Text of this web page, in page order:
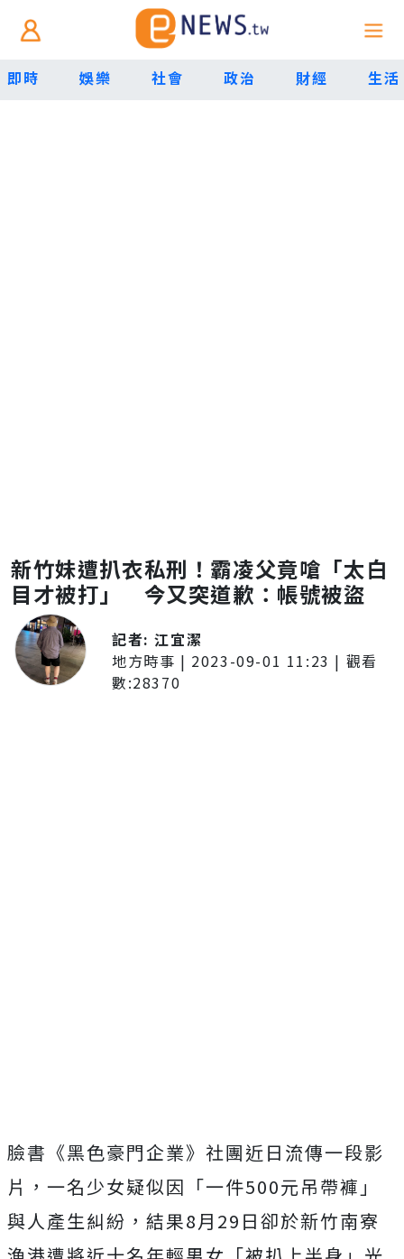
即時 娛樂 社會 政治 財經 生活
新竹妹遭扒衣私刑！霸凌父竟嗆「太白
目才被打」 今又突道歉：帳號被盜
記者:江宜潔
地方時事 | 2023-09-01 11:23 | 觀看
數:28370
臉書《黑色豪門企業》社團近日流傳一段影
片，一名少女疑似因「一件500元吊帶褲」
與人產生糾紛，結果8月29日卻於新竹南寮